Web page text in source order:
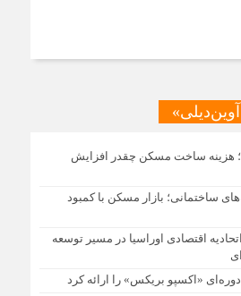
هزینه ساخت مسکن چقدر افزایش
ساختمانی؛ بازار مسکن با کمبود
اقتصادی اوراسیا در مسیر توسعه
دوره‌ای «اکسپو بریکس» را ارائه کرد